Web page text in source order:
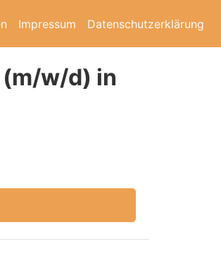
Impressum Datenschutzerklärung
w/d) in